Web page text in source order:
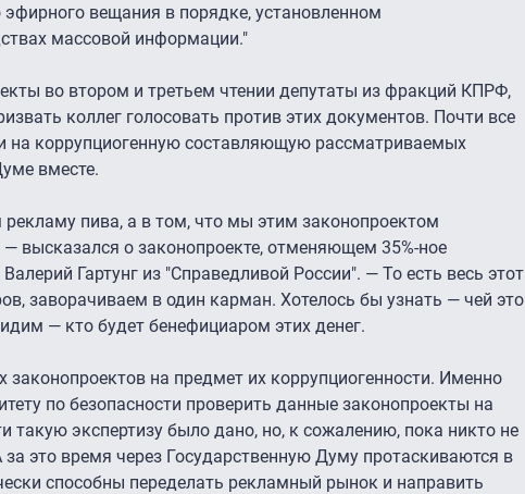
вещания в порядке, установленном
массовой информации."
во втором и третьем чтении депутаты из фракций КПРФ,
коллег голосовать против этих документов. Почти все
на коррупциогенную составляющую рассматриваемых
вместе.
пива, а в том, что мы этим законопроектом
высказался о законопроекте, отменяющем 35%-ное
Гартунг из "Справедливой России". — То есть весь этот
заворачиваем в один карман. Хотелось бы узнать — чей это
— кто будет бенефициаром этих денег.
на предмет их коррупциогенности. Именно
по безопасности проверить данные законопроекты на
такую экспертизу было дано, но, к сожалению, пока никто не
за это время через Государственную Думу протаскиваются в
способны переделать рекламный рынок и направить